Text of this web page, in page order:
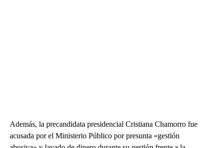
Además, la precandidata presidencial Cristiana Chamorro fue
acusada por el Ministerio Público por presunta «gestión